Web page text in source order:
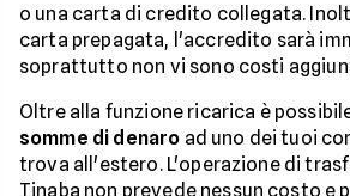
o una carta di credito collegata.
carta prepagata, l'accredito sarà
soprattutto non vi sono costi
Oltre alla funzione ricarica è
somme di denaro ad uno dei tuoi
trova all'estero. L'operazione di
Tinaba non prevede nessun costo e